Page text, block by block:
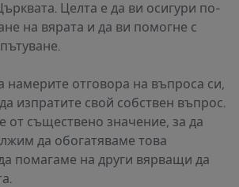
Целта е да ви осигури по-
на вярата и да ви помогне с
намерите отговора на въпроса си,
изпратите свой собствен въпрос.
от съществено значение, за да
да обогатяваме това
помагаме на други вярващи да